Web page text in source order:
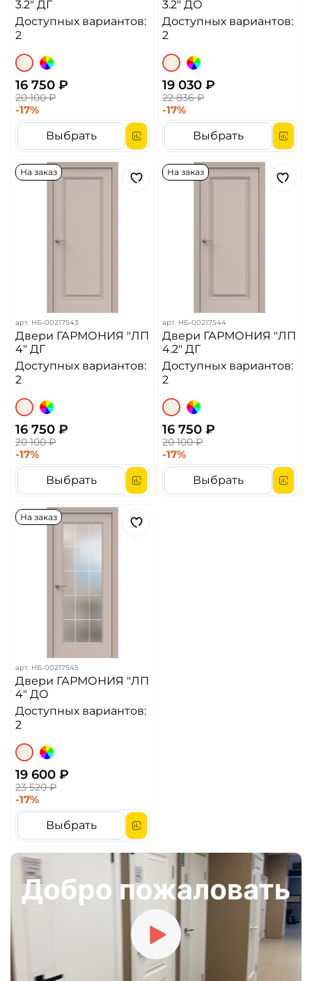
3.2" ДГ
Доступных вариантов:
2
16 750 ₽
20 100 ₽
-17%
Выбрать
3.2" ДО
Доступных вариантов:
2
19 030 ₽
22 836 ₽
-17%
Выбрать
На заказ
арт. НБ-00217543
Двери ГАРМОНИЯ "ЛП
4" ДГ
Доступных вариантов:
2
16 750 ₽
20 100 ₽
-17%
Выбрать
На заказ
арт. НБ-00217544
Двери ГАРМОНИЯ "ЛП
4.2" ДГ
Доступных вариантов:
2
16 750 ₽
20 100 ₽
-17%
Выбрать
На заказ
арт. НБ-00217545
Двери ГАРМОНИЯ "ЛП
4" ДО
Доступных вариантов:
2
19 600 ₽
23 520 ₽
-17%
Выбрать